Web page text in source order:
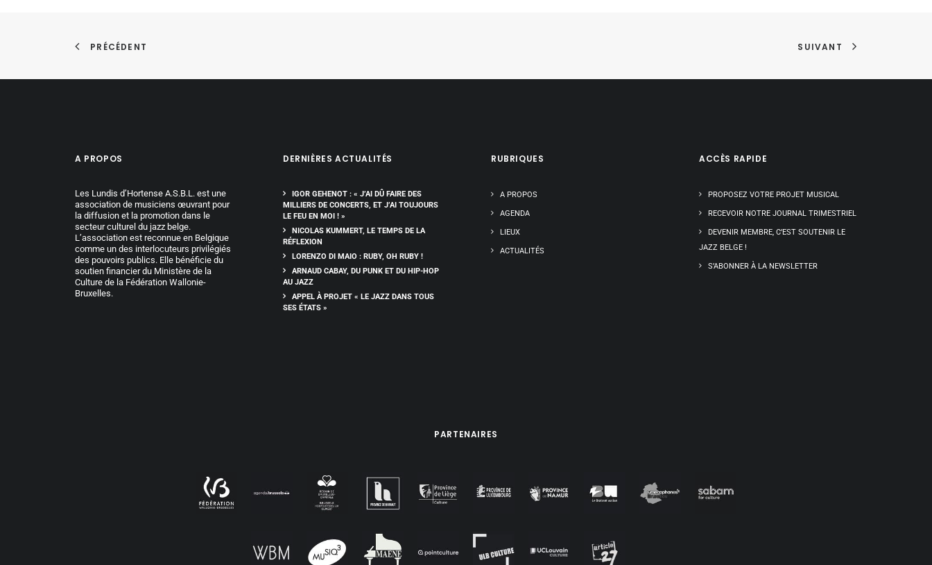
PRÉCÉDENT SUIVANT
A PROPOS
Les Lundis d’Hortense A.S.B.L. est une
association de musiciens œuvrant pour
la diffusion et la promotion dans le
secteur culturel du jazz belge.
L’association est reconnue en Belgique
comme un des interlocuteurs privilégiés
des pouvoirs publics. Elle bénéficie du
soutien financier du Ministère de la
Culture de la Fédération Wallonie-
Bruxelles.
DERNIÈRES ACTUALITÉS
IGOR GEHENOT : « J’AI DÛ FAIRE DES
MILLIERS DE CONCERTS, ET J’AI TOUJOURS
LE FEU EN MOI ! »
NICOLAS KUMMERT, LE TEMPS DE LA
RÉFLEXION
LORENZO DI MAIO : RUBY, OH RUBY !
ARNAUD CABAY, DU PUNK ET DU HIP-HOP
AU JAZZ
APPEL À PROJET « LE JAZZ DANS TOUS
SES ÉTATS »
RUBRIQUES
A PROPOS
AGENDA
LIEUX
ACTUALITÉS
ACCÈS RAPIDE
PROPOSEZ VOTRE PROJET MUSICAL
RECEVOIR NOTRE JOURNAL TRIMESTRIEL
DEVENIR MEMBRE, C’EST SOUTENIR LE
JAZZ BELGE !
S’ABONNER À LA NEWSLETTER
PARTENAIRES